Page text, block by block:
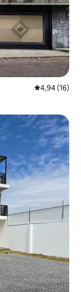
Prosječna
4,94 (16)